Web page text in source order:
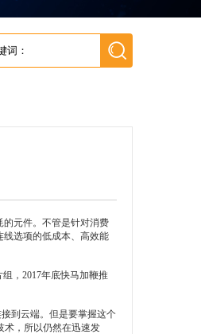
---英尚微电子
元件。不管是针对消费
选项的低成本、高效能
，2017年底快马加鞭推
到云端。但是要掌握这个
术，所以仍然在迅速发